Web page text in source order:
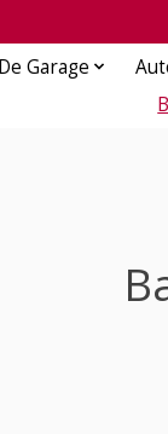
Garage